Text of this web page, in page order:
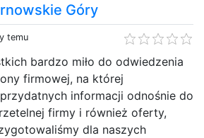
Góry
temu
bardzo miło do odwiedzenia
firmowej, na której
informacji odnośnie do
firmy i również oferty,
dla naszych